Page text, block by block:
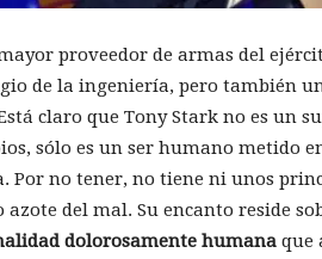
proveedor de armas del
de la ingeniería, pero también
claro que Tony Stark no es un
sólo es un ser humano metido
Por no tener, no tiene ni unos
del mal. Su encanto reside
dolorosamente humana que